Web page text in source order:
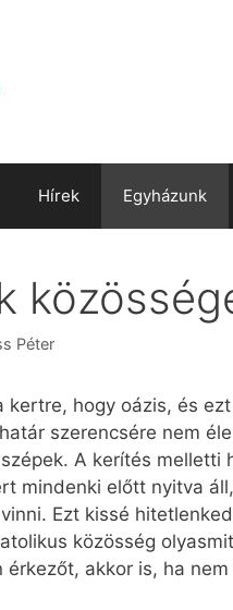
Hírek Egyházunk
Péter
kertre, hogy oázis, és
szerencsére nem
A kerítés
mindenki előtt nyitva
Ezt kissé
közösség
érkezőt, akkor is, ha